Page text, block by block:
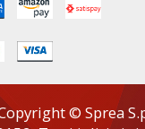
© Sprea